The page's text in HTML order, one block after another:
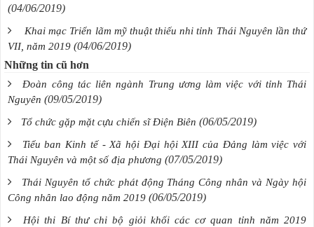
(04/06/2019)
Khai mạc Triển lãm mỹ thuật thiếu nhi tỉnh Thái Nguyên lần thứ
VII, năm 2019 (04/06/2019)
Những tin cũ hơn
Đoàn công tác liên ngành Trung ương làm việc với tỉnh Thái
Nguyên (09/05/2019)
Tổ chức gặp mặt cựu chiến sĩ Điện Biên (06/05/2019)
Tiểu ban Kinh tế - Xã hội Đại hội XIII của Đảng làm việc với
Thái Nguyên và một số địa phương (07/05/2019)
Thái Nguyên tổ chức phát động Tháng Công nhân và Ngày hội
Công nhân lao động năm 2019 (06/05/2019)
Hội thi Bí thư chi bộ giỏi khối các cơ quan tỉnh năm 2019